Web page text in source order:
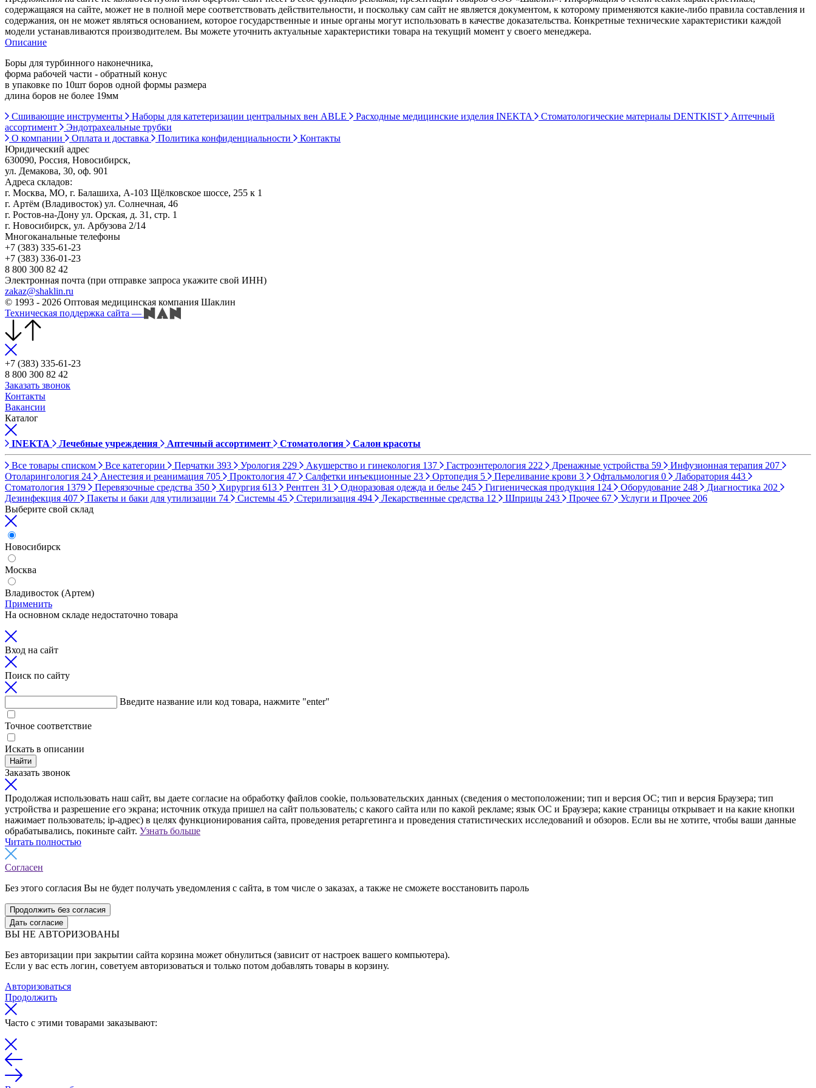
содержащаяся на сайте, может не в полной мере соответствовать действительности, и поскольку сам сайт не является документом, к которому применяются какие-либо правила составления и
содержания, он не может являться основанием, которое государственные и иные органы могут использовать в качестве доказательства. Конкретные технические характеристики каждой
модели устанавливаются производителем. Вы можете уточнить актуальные характеристики товара на текущий момент у своего менеджера.
Описание
Боры для турбинного наконечника,
форма рабочей части - обратный конус
в упаковке по 10шт боров одной формы размера
длина боров не более 19мм
Сшивающие инструменты
Наборы для катетеризации центральных вен ABLE Расходные медицинские изделия INEKTA Стоматологические материалы DENTKIST
Аптечный
ассортимент
Эндотрахеальные трубки
О компании
Оплата и доставка Политика конфиденциальности
Контакты
Юридический адрес
630090, Россия, Новосибирск,
ул. Демакова, 30, оф. 901
Адреса складов:
г. Москва, МО, г. Балашиха, А-103 Щёлковское шоссе, 255 к 1
г. Артём (Владивосток) ул. Солнечная, 46
г. Ростов-на-Дону ул. Орская, д. 31, стр. 1
г. Новосибирск, ул. Арбузова 2/14
Многоканальные телефоны
+7 (383) 335-61-23
+7 (383) 336-01-23
8 800 300 82 42
Электронная почта (при отправке запроса укажите свой ИНН)
zakaz@shaklin.ru
© 1993 - 2026 Оптовая медицинская компания Шаклин
Техническая поддержка сайта —
+7 (383) 335-61-23
8 800 300 82 42
Заказать звонок
Контакты
Вакансии
Каталог
INEKTA Лечебные учреждения Аптечный ассортимент Стоматология Салон красоты
Все товары списком Все категории Перчатки 393 Урология 229 Акушерство и гинекология 137 Гастроэнтерология 222 Дренажные устройства 59 Инфузионная терапия 207
Отоларингология 24 Анестезия и реанимация 705 Проктология 47 Салфетки инъекционные 23 Ортопедия 5 Переливание крови 3 Офтальмология 0 Лаборатория 443
Стоматология 1379 Перевязочные средства 350 Хирургия 613 Рентген 31 Одноразовая одежда и белье 245 Гигиеническая продукция 124 Оборудование 248 Диагностика 202
Дезинфекция 407 Пакеты и баки для утилизации 74 Системы 45 Стерилизация 494 Лекарственные средства 12 Шприцы 243 Прочее 67 Услуги и Прочее 206
Выберите свой склад
Новосибирск
Москва
Владивосток (Артем)
Применить
На основном складе недостаточно товара
Вход на сайт
Поиск по сайту
Введите название или код товара, нажмите "enter"
Точное соответствие
Искать в описании
Найти
Заказать звонок
Продолжая использовать наш сайт, вы даете согласие на обработку файлов cookie, пользовательских данных (сведения о местоположении; тип и версия ОС; тип и версия Браузера; тип
устройства и разрешение его экрана; источник откуда пришел на сайт пользователь; с какого сайта или по какой рекламе; язык ОС и Браузера; какие страницы открывает и на какие кнопки
нажимает пользователь; ip-адрес) в целях функционирования сайта, проведения ретаргетинга и проведения статистических исследований и обзоров. Если вы не хотите, чтобы ваши данные
обрабатывались, покиньте сайт. Узнать больше
Читать полностью
Согласен
Без этого согласия Вы не будет получать уведомления с сайта, в том числе о заказах, а также не сможете восстановить пароль
Продолжить без согласия
Дать согласие
ВЫ НЕ АВТОРИЗОВАНЫ
Без авторизации при закрытии сайта корзина может обнулиться (зависит от настроек вашего компьютера).
Если у вас есть логин, советуем авторизоваться и только потом добавлять товары в корзину.
Авторизоваться
Продолжить
Часто с этими товарами заказывают: